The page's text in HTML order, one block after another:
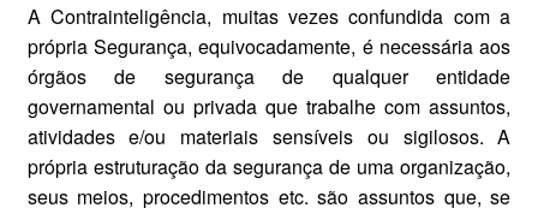
A Contrainteligência, muitas vezes confundida com a
própria Segurança, equivocadamente, é necessária aos
órgãos de segurança de qualquer entidade
governamental ou privada que trabalhe com assuntos,
atividades e/ou materiais sensíveis ou sigilosos. A
própria estruturação da segurança de uma organização,
seus meios, procedimentos etc. são assuntos que, se